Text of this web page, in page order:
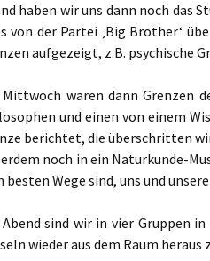
haben wir uns dann noch das
von der Partei ‚Big Brother‘
aufgezeigt, z.B. psychische
waren dann Grenzen
und einen von einem
berichtet, die überschritten
noch in ein Naturkunde-
besten Wege sind, uns und
sind wir in vier Gruppen
wieder aus dem Raum